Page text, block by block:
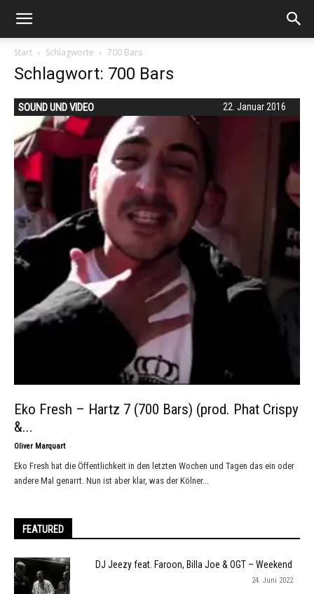
Start Schlagworte 700 Bars
Schlagwort: 700 Bars
22. Januar 2016
SOUND UND VIDEO
Eko Fresh – Hartz 7 (700 Bars) (prod. Phat Crispy
&...
Oliver Marquart -
Eko Fresh hat die Öffentlichkeit in den letzten Wochen und Tagen das ein oder
andere Mal genarrt. Nun ist aber klar, was der Kölner...
FEATURED
DJ Jeezy feat. Faroon, Billa Joe & OGT – Weekend
24. Juni 2022